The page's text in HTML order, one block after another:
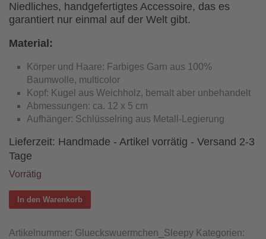
­Niedliches, handgefertigtes Accessoire, das es
garantiert nur einmal auf der Welt gibt.
Material:
Körper und Haare: Farbiges Garn aus 100%
Baumwolle, multicolor
Kopf: Kugel aus Weichholz, bemalt aber unbehandelt
Abmessungen: ca. 12 x 5 cm
Aufhänger: Schlüsselring aus Metall-Legierung
Lieferzeit: Handmade - Artikel vorrätig - Versand 2-3
Tage
Vorrätig
In den Warenkorb
Artikelnummer: Glueckswuermchen_Sleepy Kategorien: